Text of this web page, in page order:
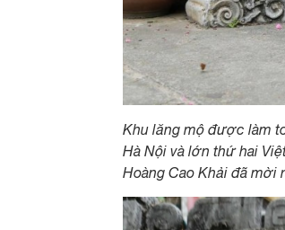
Khu lăng mộ được làm
Hà Nội và lớn thứ hai
Hoàng Cao Khải đã mời